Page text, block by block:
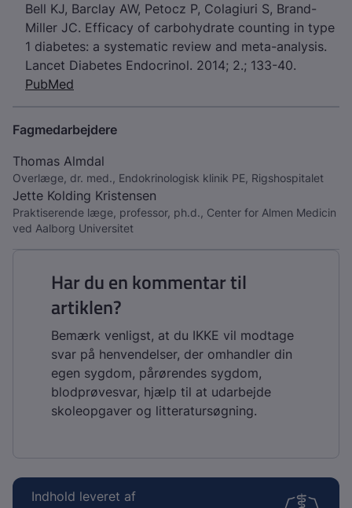
Bell KJ, Barclay AW, Petocz P, Colagiuri S, Brand-
Miller JC. Efficacy of carbohydrate counting in type
1 diabetes: a systematic review and meta-analysis.
Lancet Diabetes Endocrinol. 2014; 2.; 133-40.
PubMed
Fagmedarbejdere
Thomas Almdal
Overlæge, dr. med., Endokrinologisk klinik PE, Rigshospitalet
Jette Kolding Kristensen
Praktiserende læge, professor, ph.d., Center for Almen Medicin
ved Aalborg Universitet
Har du en kommentar til
artiklen?
Bemærk venligst, at du IKKE vil modtage
svar på henvendelser, der omhandler din
egen sygdom, pårørendes sygdom,
blodprøvesvar, hjælp til at udarbejde
skoleopgaver og litteratursøgning.
Indhold leveret af